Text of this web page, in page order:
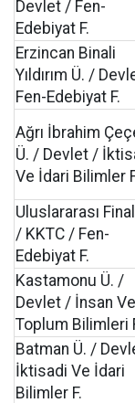
Devlet / Fen-
Edebiyat F.
Erzincan Binali
Yıldırım Ü. /
Fen-Edebiyat F.
Ağrı İbrahim
Ü. / Devlet /
Ve İdari Bilimler
Uluslararası
/ KKTC / Fen-
Edebiyat F.
Kastamonu Ü. /
Devlet / İnsan Ve
Toplum Bilimleri
Batman Ü. /
İktisadi Ve İdari
Bilimler F.